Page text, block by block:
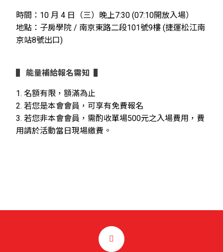
時間：10 月 4 日（三）晚上7:30 (07:10開放入場）
地點：子房學院 / 南京東路二段101號9樓 (捷運松江南
京站8號出口)
能量補給報名需知
1. 名額有限，額滿為止
2. 若您是本會會員，可享有免費報名
3. 若您非本會會員，需酌收單場500元之入場費用，費
用請於活動當日現場繳費。